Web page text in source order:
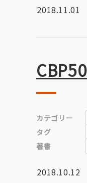
2018.11.01
カテゴリー
タグ
著書
2018.10.12